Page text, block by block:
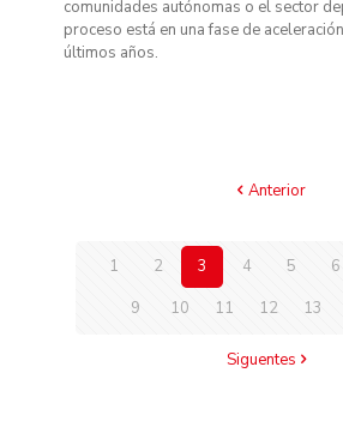
comunidades autónomas o el sector
proceso está en una fase de
últimos años.
Anterior
1 2 3 4 5 6
9
10 11 12 13
Siguentes